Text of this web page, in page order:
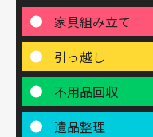
家具組み立て
引っ越し
不用品回収
遺品整理